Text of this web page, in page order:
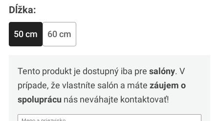
Dĺžka:
50 cm 60 cm
Tento produkt je dostupný iba pre salóny. V
prípade, že vlastníte salón a máte záujem o
spoluprácu nás neváhajte kontaktovať!